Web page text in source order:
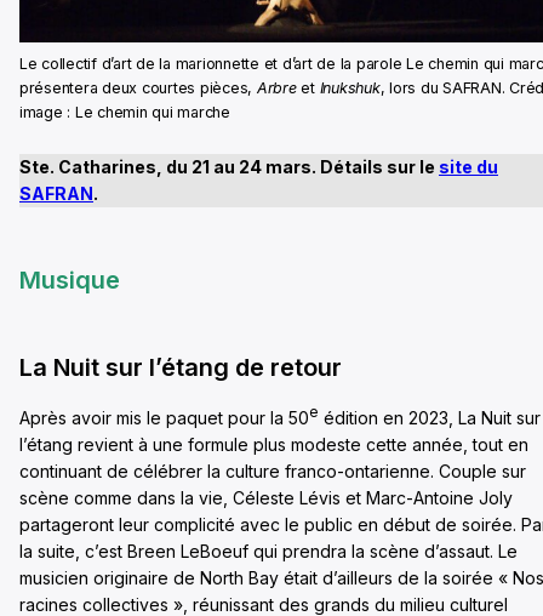
Le collectif d’art de la marionnette et d’art de la parole Le chemin qui
présentera deux courtes pièces, Arbreet Inukshuk, lors du SAFRAN.
image : Le chemin qui marche
Ste. Catharines, du 21 au 24 mars. Détails sur le site du
SAFRAN.
Musique
La Nuit sur l’étang de retour
Après avoir mis le paquet pour la 50e édition en 2023, La Nuit sur
l’étang revient à une formule plus modeste cette année, tout en
continuant de célébrer la culture franco-ontarienne. Couple sur
scène comme dans la vie, Céleste Lévis et Marc-Antoine Joly
partageront leur complicité avec le public en début de soirée.
la suite, c’est Breen LeBoeuf qui prendra la scène d’assaut. Le
musicien originaire de North Bay était d’ailleurs de la soirée « Nos
racines collectives », réunissant des grands du milieu culturel